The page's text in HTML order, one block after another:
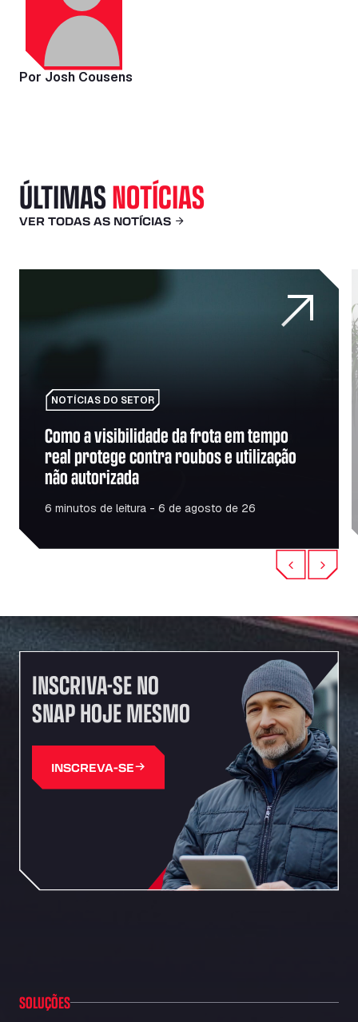
Por Josh Cousens
ÚLTIMASNOTÍCIAS
VER TODAS AS NOTÍCIAS
Como a visibilidade da frota em tempo real protege
NOTÍCIAS DO SETOR
Como a visibilidade da frota em tempo
real protege contra roubos e utilização
não autorizada
6 minutos de leitura - 6 de agosto de 26
Previous
Next
INSCRIVA-SE NO
SNAP HOJE MESMO
INSCREVA-SE
SOLUÇÕES